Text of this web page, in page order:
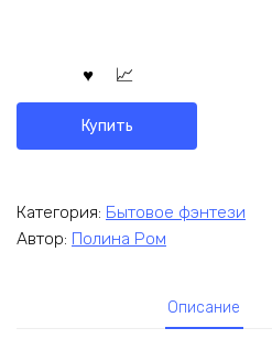
Купить
Категория: Бытовое фэнтези
Автор: Полина Ром
Описание